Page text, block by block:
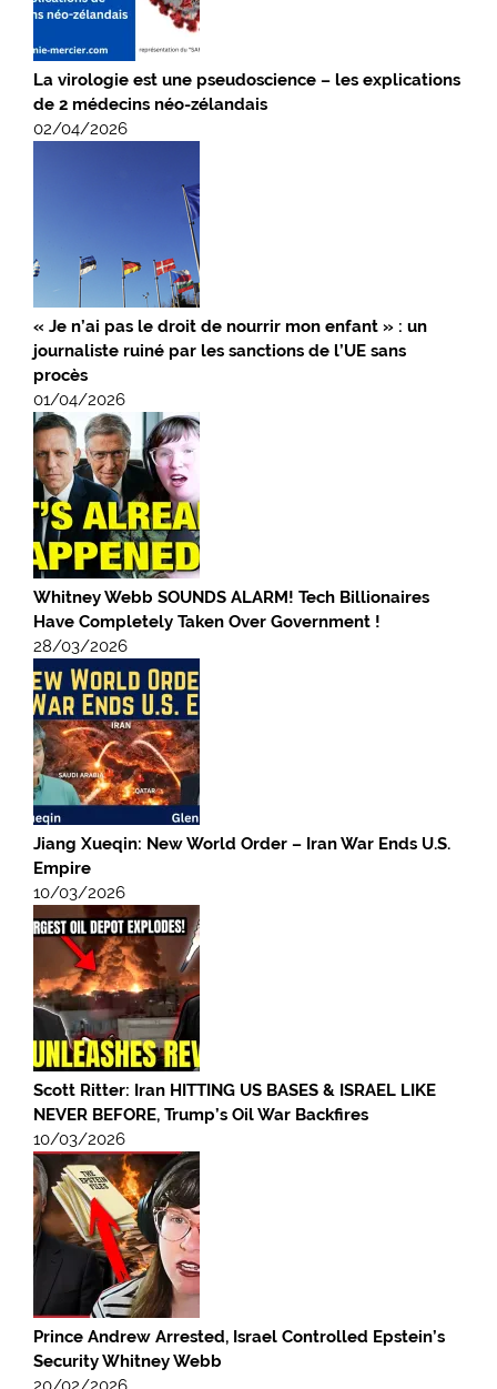
La virologie est une pseudoscience – les explications
de 2 médecins néo-zélandais
02/04/2026
« Je n’ai pas le droit de nourrir mon enfant » : un
journaliste ruiné par les sanctions de l’UE sans
procès
01/04/2026
Whitney Webb SOUNDS ALARM! Tech Billionaires
Have Completely Taken Over Government !
28/03/2026
Jiang Xueqin: New World Order – Iran War Ends U.S.
Empire
10/03/2026
Scott Ritter: Iran HITTING US BASES & ISRAEL LIKE
NEVER BEFORE, Trump’s Oil War Backfires
10/03/2026
Prince Andrew Arrested, Israel Controlled Epstein’s
Security Whitney Webb